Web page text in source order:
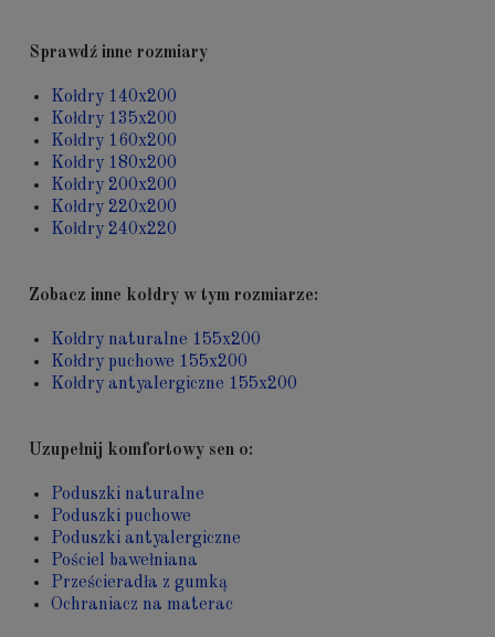
Sprawdź inne rozmiary
Kołdry 140x200
Kołdry 135x200
Kołdry 160x200
Kołdry 180x200
Kołdry 200x200
Kołdry 220x200
Kołdry 240x220
Zobacz inne kołdry w tym rozmiarze:
Kołdry naturalne 155x200
Kołdry puchowe 155x200
Kołdry antyalergiczne 155x200
Uzupełnij komfortowy sen o:
Poduszki naturalne
Poduszki puchowe
Poduszki antyalergiczne
Pościel bawełniana
Prześcieradła z gumką
Ochraniacz na materac